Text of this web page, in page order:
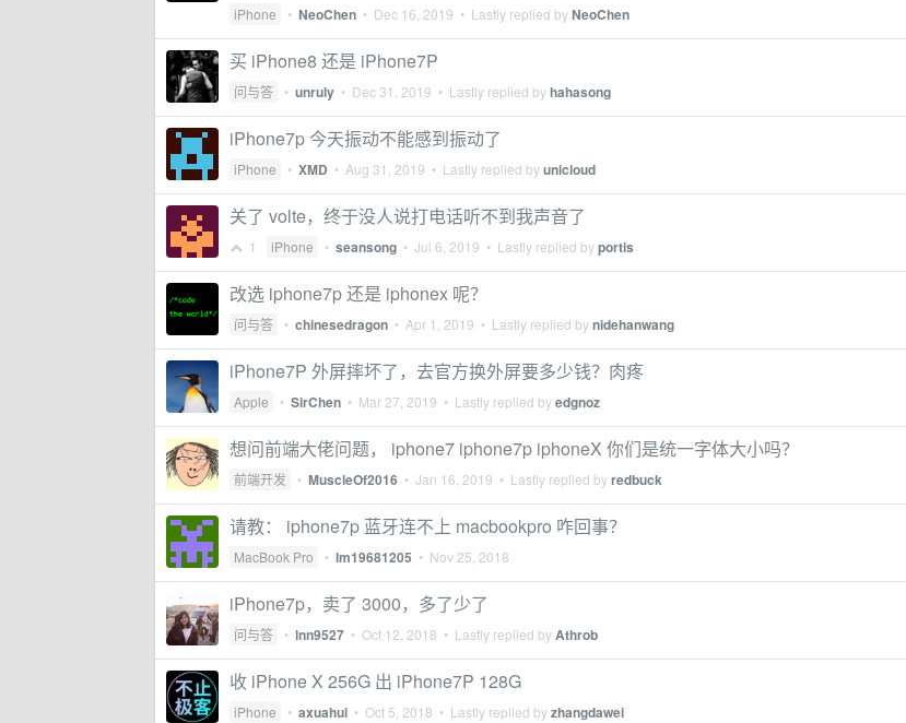
iPhone • NeoChen • Dec 16, 2019 • Lastly replied byNeoChen
买 iPhone8 还是 iPhone7P
问与答 • unruly • Dec 31, 2019 • Lastly replied byhahasong
iPhone7p 今天振动不能感到振动了
iPhone • XMD • Aug 31, 2019 • Lastly replied byunicloud
关了 volte，终于没人说打电话听不到我声音了
1 iPhone • seansong • Jul 6, 2019 • Lastly replied byportis
改选 iphone7p 还是 iphonex 呢？
问与答 • chinesedragon • Apr 1, 2019 • Lastly replied bynidehanwang
iPhone7P 外屏摔坏了，去官方换外屏要多少钱？肉疼
Apple • SirChen • Mar 27, 2019 • Lastly replied byedgnoz
想问前端大佬问题， iphone7 iphone7p iphoneX 你们是统一字体大小吗？
前端开发 • MuscleOf2016 • Jan 16, 2019 • Lastly replied byredbuck
请教： iphone7p 蓝牙连不上 macbookpro 咋回事？
MacBook Pro • lm19681205 • Nov 25, 2018
iPhone7p，卖了 3000，多了少了
问与答 • lnn9527 • Oct 12, 2018 • Lastly replied byAthrob
收 iPhone X 256G 出 iPhone7P 128G
iPhone • axuahui • Oct 5, 2018 • Lastly replied byzhangdawei